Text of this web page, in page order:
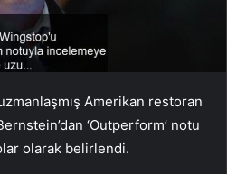
Amerikan restoran
‘Outperform’ notu
olarak belirlendi.